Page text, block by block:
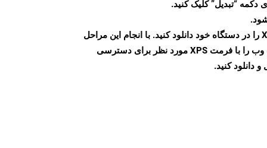
دکمه “تبدیل” کلیک کنید.
پس از اتمام تبدیل، فایل XPS را در دستگاه خود دانلود کنید. با انجام این مراحل
می توانید به راحتی صفحات وب را با فرمت XPS مورد نظر برای دسترسی
و دانلود کنید.